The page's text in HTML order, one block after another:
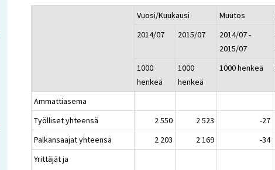
Vuosi/Kuukausi Muutos
2014/07
2015/07
2014/07 -
2015/07
1000
henkeä
1000
henkeä
1000 henkeä
Ammattiasema
Työlliset yhteensä
2 550 2 523 -27
Palkansaajat yhteensä
2 203 2 169 -34
Yrittäjät ja